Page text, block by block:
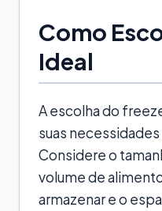
Como
Ideal
A escolha do
suas
Considere o
volume de
armazenar e o